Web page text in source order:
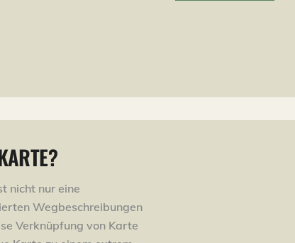
nicht nur eine
Wegbeschreibungen
Verknüpfung von Karte